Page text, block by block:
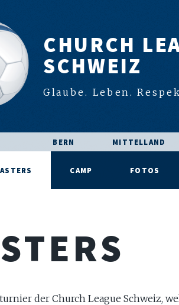
CHURCH
SCHWEIZ
Glaube. Leben.
BERN MITTELLAND
CAMP FOTOS
der Church League Schweiz,